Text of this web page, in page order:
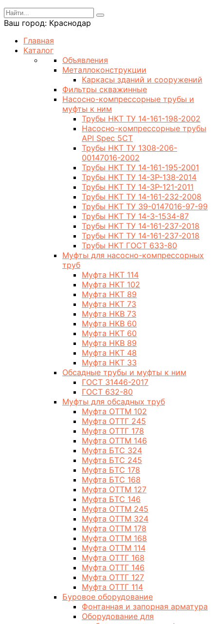
Ваш город: Краснодар
Главная
Каталог
Объявления
Металлоконструкции
Каркасы зданий и сооружений
Фильтры скважинные
Насосно-компрессорные трубы и
муфты к ним
Трубы НКТ ТУ 14-161-198-2002
Насосно-компрессорные трубы
API Spec 5CT
Трубы НКТ ТУ 1308-206-
00147016-2002
Трубы НКТ ТУ 14-161-195-2001
Трубы НКТ ТУ 14-3Р-138-2014
Трубы НКТ ТУ 14-3Р-121-2011
Трубы НКТ ТУ 14-161-232-2008
Трубы НКТ ТУ 39-0147016-97-99
Трубы НКТ ТУ 14-3-1534-87
Трубы НКТ ТУ 14-161-237-2018
Трубы НКТ ТУ 14-161-237-2018
Трубы НКТ ГОСТ 633-80
Муфты для насосно-компрессорных
труб
Муфта НКТ 114
Муфта НКТ 102
Муфта НКТ 89
Муфта НКТ 73
Муфта НКВ 73
Муфта НКВ 60
Муфта НКТ 60
Муфта НКВ 89
Муфта НКТ 48
Муфта НКТ 33
Обсадные трубы и муфты к ним
ГОСТ 31446-2017
ГОСТ 632-80
Муфты для обсадных труб
Муфта ОТТМ 102
Муфта ОТТГ 245
Муфта ОТТГ 178
Муфта ОТТМ 146
Муфта БТС 324
Муфта БТС 245
Муфта БТС 178
Муфта БТС 168
Муфта ОТТМ 127
Муфта БТС 146
Муфта ОТТМ 245
Муфта ОТТМ 324
Муфта ОТТМ 178
Муфта ОТТМ 168
Муфта ОТТМ 114
Муфта ОТТГ 168
Муфта ОТТГ 146
Муфта ОТТГ 127
Муфта ОТТГ 114
Буровое оборудование
Фонтанная и запорная арматура
Оборудование для